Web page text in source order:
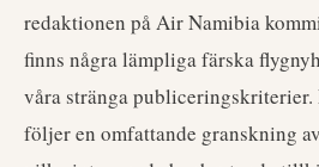
redaktionen på Air Namibia
finns några lämpliga färska
våra stränga publiceringskriterier.
följer en omfattande granskning